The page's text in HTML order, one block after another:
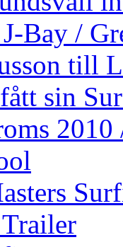
Bay /
till
sin